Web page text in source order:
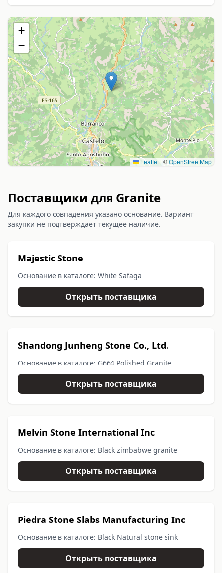
+
−
Leaflet | ©OpenStreetMap
Поставщики для Granite
Для каждого совпадения указано основание. Вариант
закупки не подтверждает текущее наличие.
Majestic Stone
Основание в каталоге: White Safaga
Открыть поставщика
Shandong Junheng Stone Co., Ltd.
Основание в каталоге: G664 Polished Granite
Открыть поставщика
Melvin Stone International Inc
Основание в каталоге: Black zimbabwe granite
Открыть поставщика
Piedra Stone Slabs Manufacturing Inc
Основание в каталоге: Black Natural stone sink
Открыть поставщика